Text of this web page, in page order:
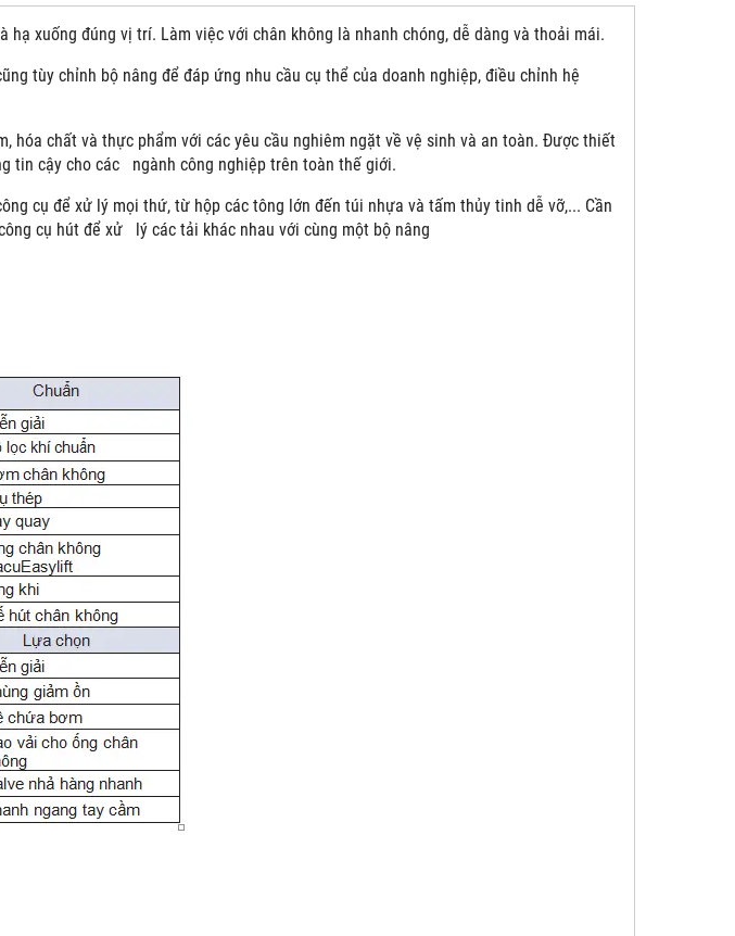
hạ xuống đúng vị trí. Làm việc với chân không là nhanh chóng, dễ dàng và thoải mái.
tùy chỉnh bộ nâng để đáp ứng nhu cầu cụ thể của doanh nghiệp, điều chỉnh hệ
hóa chất và thực phẩm với các yêu cầu nghiêm ngặt về vệ sinh và an toàn. Được thiết
tin cậy cho các ngành công nghiệp trên toàn thế giới.
cụ để xử lý mọi thứ, từ hộp các tông lớn đến túi nhựa và tấm thủy tinh dễ vỡ,... Cần
cụ hút để xử lý các tải khác nhau với cùng một bộ nâng